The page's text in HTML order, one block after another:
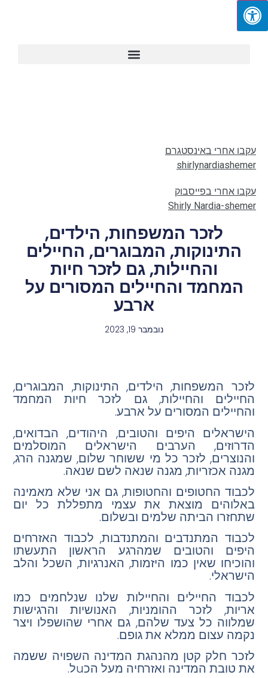
עקבו אחרי באינסטגרם
shirlynardiashemer
עקבו אחרי בפייסבוק
Shirly Nardia-shemer
לזכר המשפחות, הילדים,
התינוקות, המבוגרים, החיילים
והחיילות, גם לזכר חיות
המחמד והחיילים המסורים על
ארבע
נובמבר 19, 2023
לזכר המשפחות, הילדים, התינוקות, המבוגרים,
החיילים והחיילות, גם לזכר חיות המחמד
והחיילים המסורים על ארבע.
הישראלים היפים והטובים, היהודים, הבדואים,
הדרוזים, הערבים הישראלים המוסלמים
והנוצרים, לזכר כל מי ששוחר שלום, שמגנה הרג,
מגנה אכזריות, מגנה שנאה לשם שנאה.
לכבוד החטופים והחטופות, גם אני שלא מאמינה
באלוהים מוצאת את עצמי מתפללת כל יום
שתחזרו הביתה שלמים ובשלום.
לכבוד המתנדבים והמתנדבות, לכבוד האזרחים
היפים והטובים שמהרגע הראשון התעשתו
והוכיחו שאין כמו היזמות, האנרגיות, השכל והלב
הישראלי.
לכבוד החיילים והחיילות שלנו שנלחמים כמו
אריות, לזכר ההומניות, האנושיות והרגישות
שמלווה כל צעד שלהם, גם אחרי שהושפלו ויצר
נקמה עצום ממלא את גופם.
לזכר חלק קטן מהנהגת המדינה השפויה ששמה
את טובת המדינה ואזרחיה מעל הכuל.